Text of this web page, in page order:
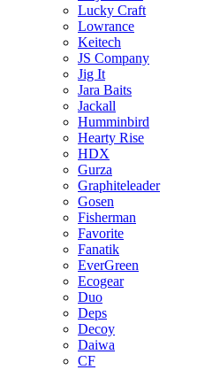
Lucky Craft
Lowrance
Keitech
JS Company
Jig It
Jara Baits
Jackall
Humminbird
Hearty Rise
HDX
Gurza
Graphiteleader
Gosen
Fisherman
Favorite
Fanatik
EverGreen
Ecogear
Duo
Deps
Decoy
Daiwa
CF